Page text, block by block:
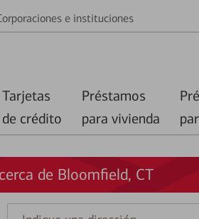
e instituciones
Tarjetas
de crédito
Préstamos
para vivienda
de Bloomfield, CT